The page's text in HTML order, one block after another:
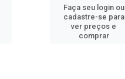
Faça seu login ou
cadastre-se para
ver preços e
comprar